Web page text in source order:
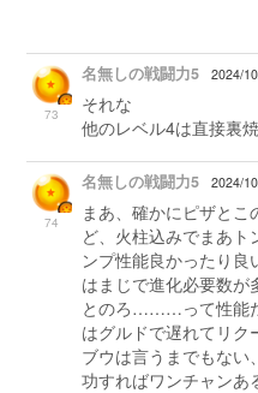
73
名無しの戦闘力5 2024/
それな
他のレベル4は直接裏
74
名無しの戦闘力5 2024/
まあ、確かにピザと
ど、火柱込みでまあト
ンプ性能良かったり
はまじで進化必要数が
とのろ………って性能
はグルドで遅れてリク
ブウは言うまでもな
功すればワンチャンあ